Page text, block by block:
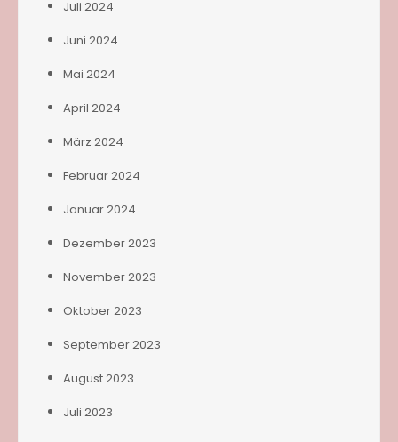
Juli 2024
Juni 2024
Mai 2024
April 2024
März 2024
Februar 2024
Januar 2024
Dezember 2023
November 2023
Oktober 2023
September 2023
August 2023
Juli 2023